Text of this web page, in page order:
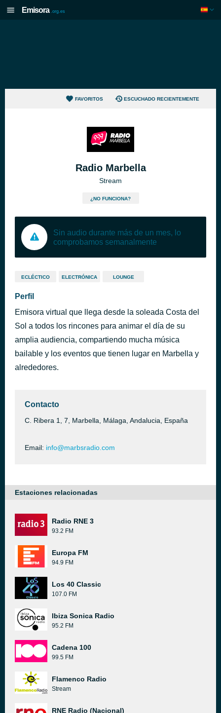
Emisora .org.es
FAVORITOS ESCUCHADO RECIENTEMENTE
Radio Marbella
Stream
¿NO FUNCIONA?
Sin audio durante más de un mes, lo
comprobamos semanalmente
ECLÉCTICO ELECTRÓNICA LOUNGE
Perfil
Emisora virtual que llega desde la soleada Costa del
Sol a todos los rincones para animar el día de su
amplia audiencia, compartiendo mucha música
bailable y los eventos que tienen lugar en Marbella y
alrededores.
Contacto
C. Ribera 1, 7, Marbella, Málaga, Andalucia, España
Email: info@marbsradio.com
Estaciones relacionadas
Radio RNE 3
93.2 FM
Europa FM
94.9 FM
Los 40 Classic
107.0 FM
Ibiza Sonica Radio
95.2 FM
Cadena 100
99.5 FM
Flamenco Radio
Stream
RNE Radio (Nacional)